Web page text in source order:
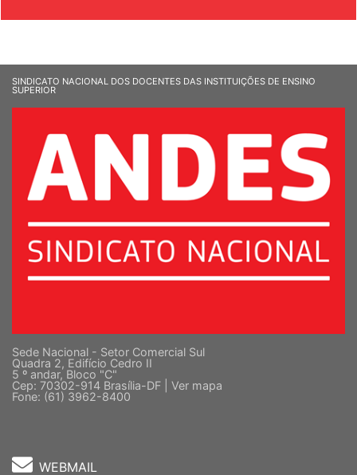
SINDICATO NACIONAL DOS DOCENTES DAS INSTITUIÇÕES DE ENSINO
SUPERIOR
Sede Nacional - Setor Comercial Sul
Quadra 2, Edifício Cedro II
5 º andar, Bloco "C"
Cep: 70302-914 Brasília-DF | Ver mapa
Fone: (61) 3962-8400
WEBMAIL